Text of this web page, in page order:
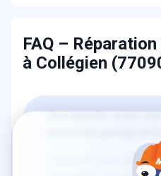
FAQ –
à Collégien
Qui appeler pour
Pour une réparation